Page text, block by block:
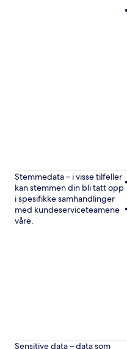
Stemmedata – i visse tilfeller
kan stemmen din bli tatt opp
i spesifikke samhandlinger
med kundeserviceteamene
våre.
Sensitive data – data som